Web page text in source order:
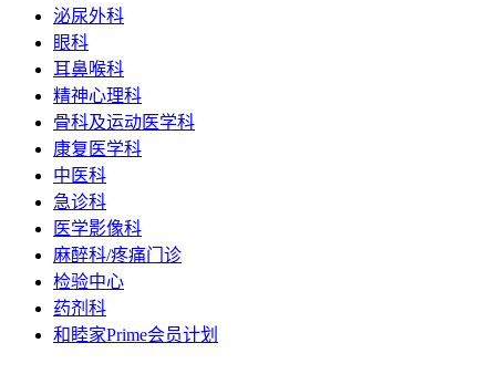
泌尿外科
眼科
耳鼻喉科
精神心理科
骨科及运动医学科
康复医学科
中医科
急诊科
医学影像科
麻醉科/疼痛门诊
检验中心
药剂科
和睦家Prime会员计划